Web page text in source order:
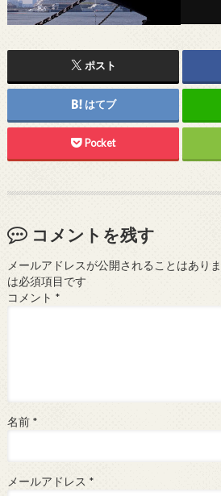
ポスト
はてブ
Pocket
コメントを残す
メールアドレスが公開されることはありま
は必須項目です
コメント *
名前 *
メールアドレス *